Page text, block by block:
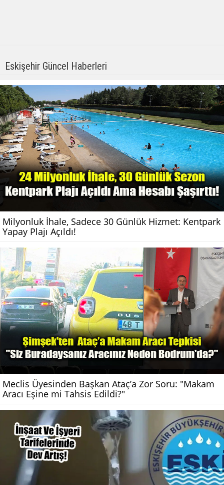
Eskişehir Güncel Haberleri
Milyonluk İhale, Sadece 30 Günlük Hizmet: Kentpark
Yapay Plajı Açıldı!
Meclis Üyesinden Başkan Ataç’a Zor Soru: "Makam
Aracı Eşine mi Tahsis Edildi?"